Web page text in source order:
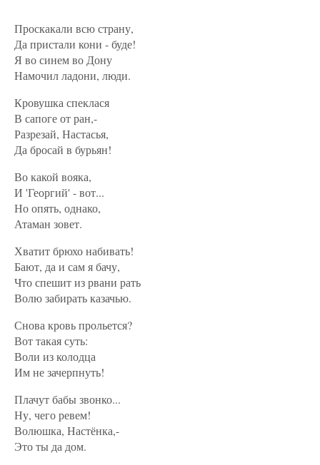
Проскакали всю страну,
Да пристали кони - буде!
Я во синем во Дону
Намочил ладони, люди.
Кровушка спеклася
В сапоге от ран,-
Разрезай, Настасья,
Да бросай в бурьян!
Во какой вояка,
И 'Георгий' - вот...
Но опять, однако,
Атаман зовет.
Хватит брюхо набивать!
Бают, да и сам я бачу,
Что спешит из рвани рать
Волю забирать казачью.
Снова кровь прольется?
Вот такая суть:
Воли из колодца
Им не зачерпнуть!
Плачут бабы звонко...
Ну, чего ревем!
Волюшка, Настёнка,-
Это ты да дом.